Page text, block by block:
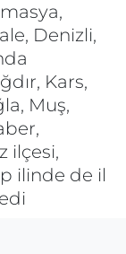
Denizli,
Kars,
Muş,
ilçesi,
ilinde de il